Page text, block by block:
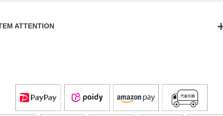
ATTENTION